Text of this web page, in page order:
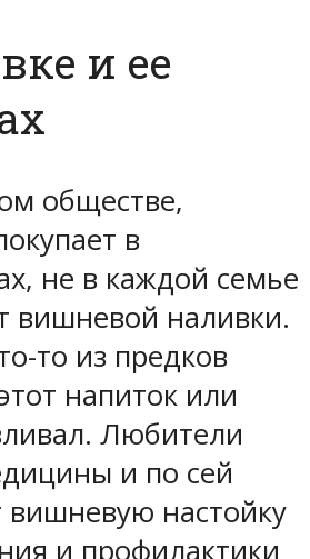
и ее
обществе,
в
не в каждой семье
вишневой наливки.
то из предков
напиток или
Любители
и по сей
вишневую настойку
и профилактики